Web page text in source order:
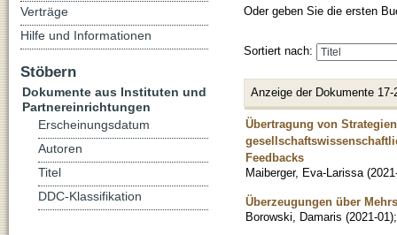
Oder geben Sie die ersten
Sortiert nach:
Anzeige der Dokumente 17-
Übertragung von
Feedbacks
Maiberger, Eva-Larissa (
Überzeugungen über
Borowski, Damaris (2021-01)
Verträge
Hilfe und Informationen
Stöbern
Dokumente aus Instituten und
Partnereinrichtungen
Erscheinungsdatum
Autoren
Titel
DDC-Klassifikation